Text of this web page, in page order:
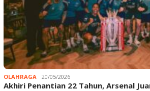
OLAHRAGA 20/05/2026
Akhiri Penantian 22 Tahun, Arsenal